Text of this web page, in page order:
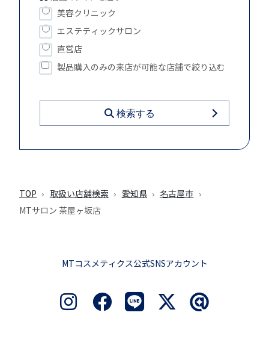
美容クリニック
エステティックサロン
直営店
製品購入のみの来店が可能な店舗で絞り込む
検索する
TOP 取扱い店舗検索 愛知県
名古屋市
MTサロン 茶屋ヶ坂店
MTコスメティクス公式SNSアカウント